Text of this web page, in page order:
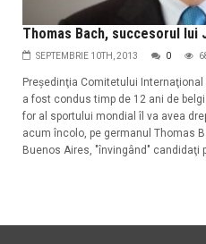
Thomas Bach, succesorul lui
SEPTEMBRIE 10TH, 2013 0
Preşedinţia Comitetului
a fost condus timp de 12 ani de
for al sportului mondial îl va avea
acum încolo, pe germanul Thomas
Buenos Aires, "învingând" candidaţi